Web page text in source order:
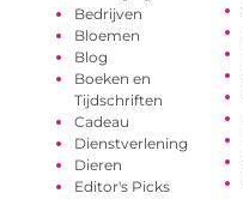
Bedrijven
Bloemen
Blog
Boeken en
Tijdschriften
Cadeau
Dienstverlening
Dieren
Editor's Picks